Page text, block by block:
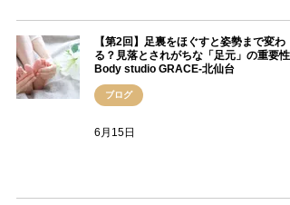
【第2回】足裏をほぐすと姿勢まで変わ
る？見落とされがちな「足元」の重要性
Body studio GRACE-北仙台
ブログ
6月15日